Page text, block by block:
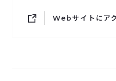
Webサイトにア